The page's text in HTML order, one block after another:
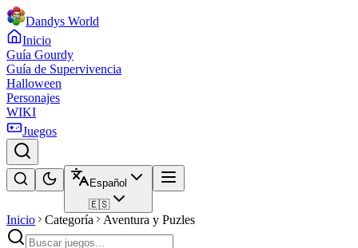
Dandys World
Inicio
Guía Gourdy
Guía de Supervivencia
Halloween
Personajes
WIKI
Juegos
Español
🇪🇸
Inicio Categoría Aventura y Puzles